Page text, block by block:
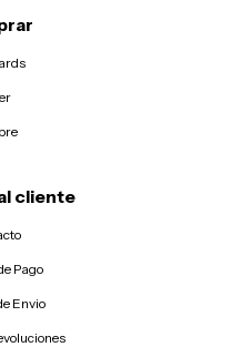
cliente
Pago
Envio